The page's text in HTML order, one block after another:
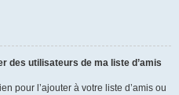
des utilisateurs de ma liste d’amis
pour l’ajouter à votre liste d’amis ou